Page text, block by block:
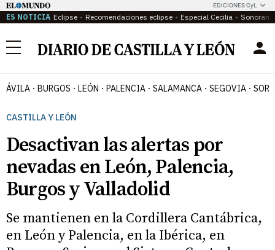
EDICIONES CyL
ES NOTICIA Eclipse Recomendaciones eclipse Especial Cecilia
Menú
ÁVILA BURGOS LEÓN PALENCIA SALAMANCA SEGOVIA
CASTILLA Y LEÓN
Desactivan las alertas por
nevadas en León, Palencia,
Burgos y Valladolid
Se mantienen en la Cordillera Cantábrica,
en León y Palencia, en la Ibérica, en